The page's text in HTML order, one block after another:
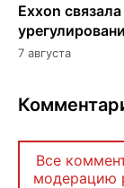
Exxon
7 августа
Все
модерацию